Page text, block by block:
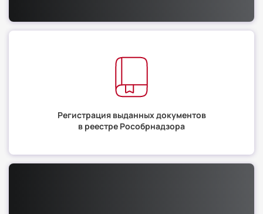
Регистрация выданных документов
в реестре Рособрнадзора